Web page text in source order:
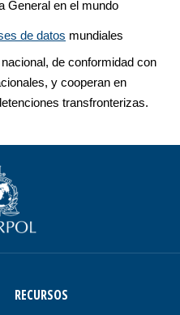
General en el mundo
de datos mundiales
de conformidad con
y cooperan en
transfronterizas.
RECURSOS